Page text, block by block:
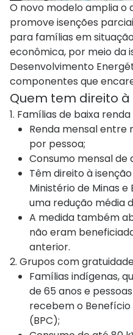
O novo modelo amplia o
promove isenções
para famílias em
econômica, por meio da
Desenvolvimento
componentes que
Quem tem direito à
1. Famílias de baixa
Renda mensal entre
por pessoa;
Consumo mensal de
Têm direito à isenção
Ministério de Minas
uma redução média
A medida também
não eram
anterior.
2. Grupos com
Famílias indígenas,
de 65 anos e
recebem o
(BPC);